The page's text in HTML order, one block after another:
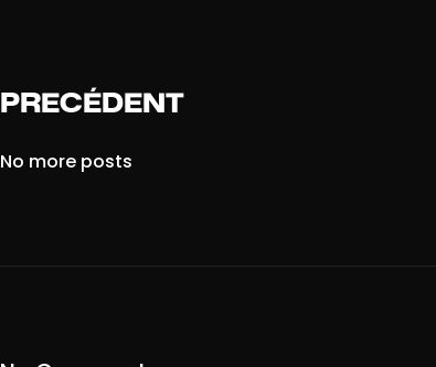
PRECÉDENT
No more posts